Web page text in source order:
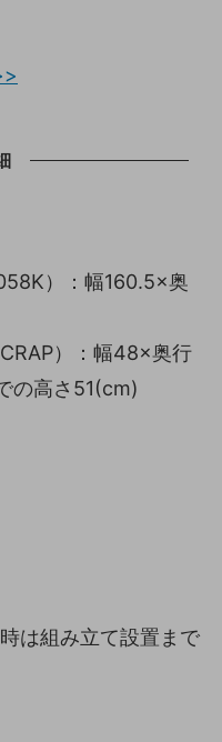
）：幅160.5×奥
）：幅48×奥行
の高さ51(cm)
は組み立て設置まで